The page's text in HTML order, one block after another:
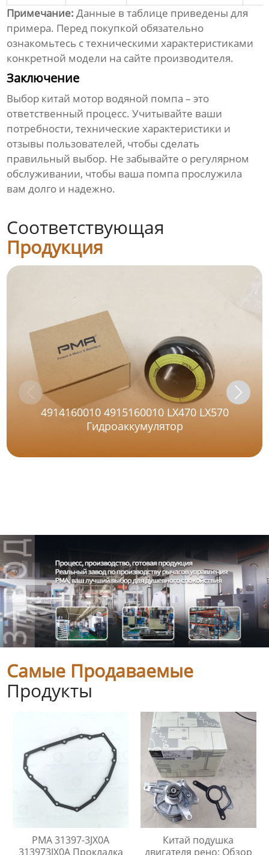
Примечание: Данные в таблице приведены для
примера. Перед покупкой обязательно
ознакомьтесь с техническими характеристиками
конкретной модели на сайте производителя.
Заключение
Выбор китай мотор водяной помпа – это
ответственный процесс. Учитывайте ваши
потребности, технические характеристики и
отзывы пользователей, чтобы сделать
правильный выбор. Не забывайте о регулярном
обслуживании, чтобы ваша помпа прослужила
вам долго и надежно.
Соответствующая
Продукция
4914160010 4915160010 LX470 LX570
Гидроаккумулятор
Самые Продаваемые
Продукты
PMA 31397-3JX0A
313973JX0A Прокладка
Китай подушка
двигателя рено: Обзор